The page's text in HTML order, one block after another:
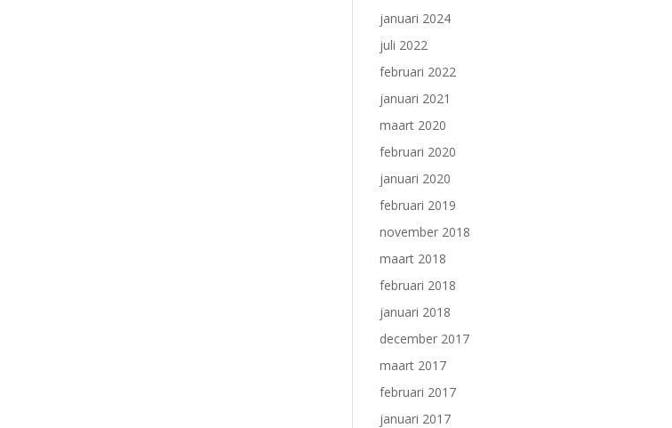
januari 2024
juli 2022
februari 2022
januari 2021
maart 2020
februari 2020
januari 2020
februari 2019
november 2018
maart 2018
februari 2018
januari 2018
december 2017
maart 2017
februari 2017
januari 2017